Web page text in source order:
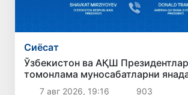
Сиёсат
Ўзбекистон ва АҚШ
томонлама муносабатларни
мустаҳкамлаш истиқболларини
7 авг 2026, 19:16 903